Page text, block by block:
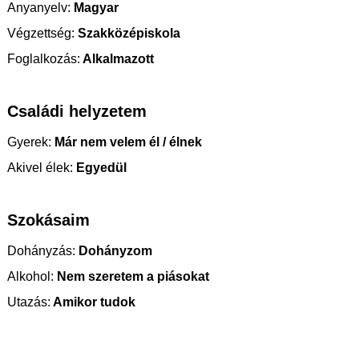
Anyanyelv: Magyar
Végzettség: Szakközépiskola
Foglalkozás: Alkalmazott
Családi helyzetem
Gyerek: Már nem velem él / élnek
Akivel élek: Egyedül
Szokásaim
Dohányzás: Dohányzom
Alkohol: Nem szeretem a piásokat
Utazás: Amikor tudok